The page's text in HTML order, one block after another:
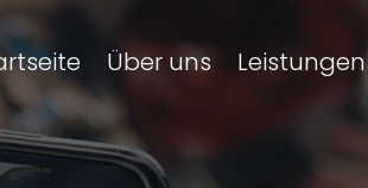
Über uns Leistungen